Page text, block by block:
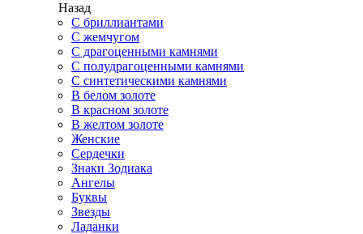
Назад
С бриллиантами
С жемчугом
С драгоценными камнями
С полудрагоценными камнями
С синтетическими камнями
В белом золоте
В красном золоте
В желтом золоте
Женские
Сердечки
Знаки Зодиака
Ангелы
Буквы
Звезды
Ладанки